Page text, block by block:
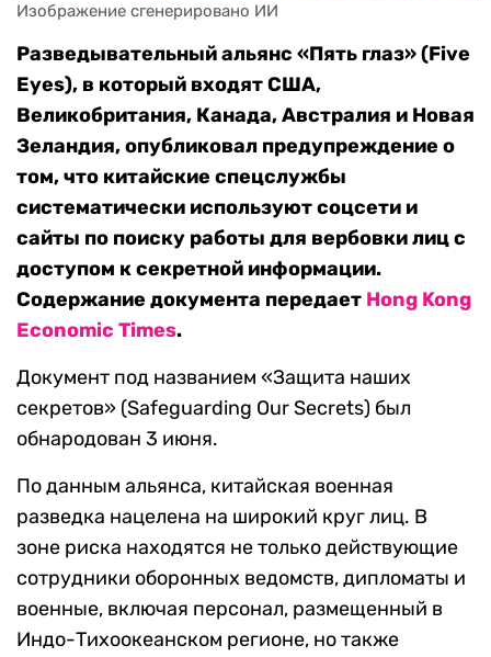
Изображение сгенерировано ИИ
Разведывательный альянс «Пять глаз» (Five
Eyes), в который входят США,
Великобритания, Канада, Австралия и Новая
Зеландия, опубликовал предупреждение о
том, что китайские спецслужбы
систематически используют соцсети и
сайты по поиску работы для вербовки лиц с
доступом к секретной информации.
Содержание документа передает Hong Kong
Economic Times.
Документ под названием «Защита наших
секретов» (Safeguarding Our Secrets) был
обнародован 3 июня.
По данным альянса, китайская военная
разведка нацелена на широкий круг лиц. В
зоне риска находятся не только действующие
сотрудники оборонных ведомств, дипломаты и
военные, включая персонал, размещенный в
Индо-Тихоокеанском регионе, но также